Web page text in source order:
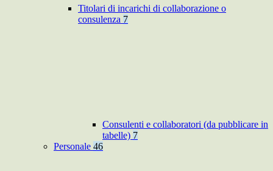
Titolari di incarichi di collaborazione o
consulenza 7
Consulenti e collaboratori (da pubblicare in
tabelle) 7
Personale 46